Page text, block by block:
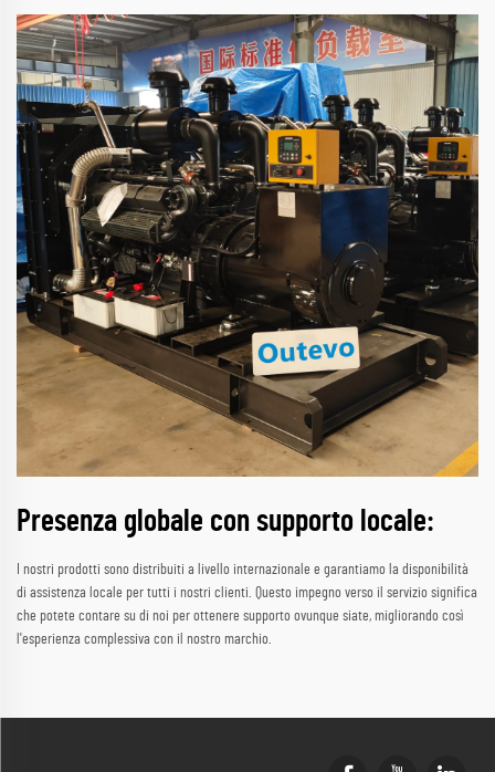
Presenza globale con supporto locale:
I nostri prodotti sono distribuiti a livello internazionale e garantiamo la disponibilità
di assistenza locale per tutti i nostri clienti. Questo impegno verso il servizio significa
che potete contare su di noi per ottenere supporto ovunque siate, migliorando così
l'esperienza complessiva con il nostro marchio.